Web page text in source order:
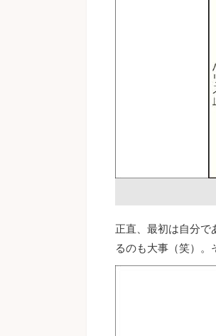
正直、最初は自分で
るのも大事（笑）。